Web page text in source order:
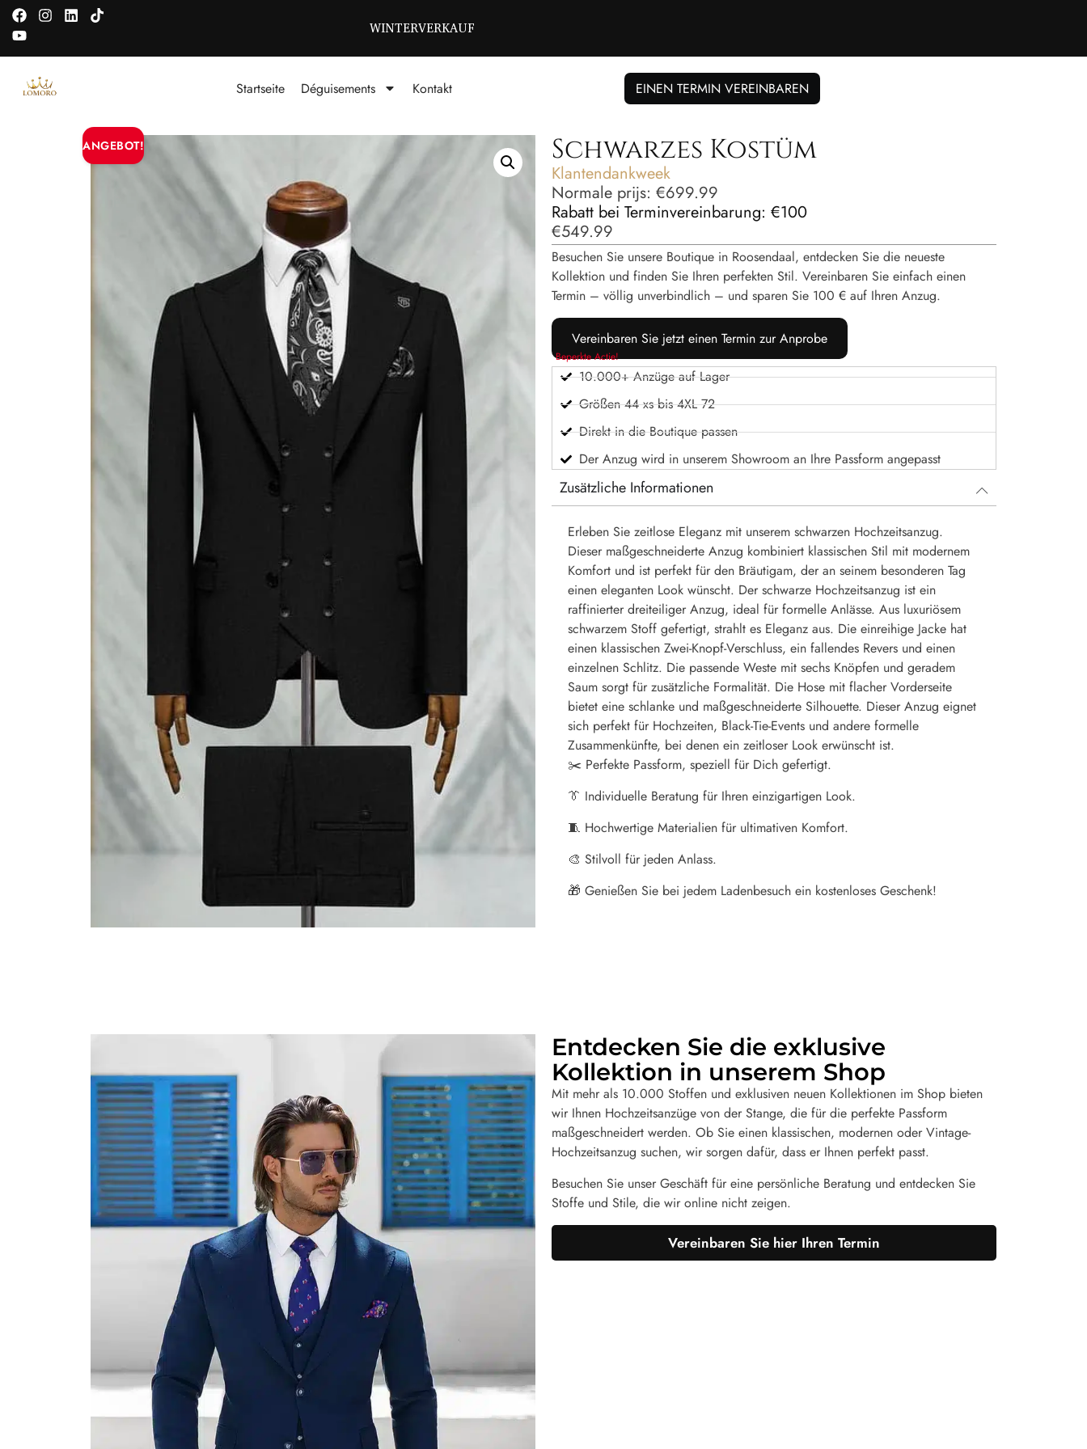
WINTERVERKAUF
Startseite Déguisements Kontakt EINEN TERMIN VEREINBAREN
ANGEBOT! Schwarzes Kostüm
Klantendankweek
Normale prijs: €699.99
Rabatt bei Terminvereinbarung: €100
€549.99
Besuchen Sie unsere Boutique in Roosendaal, entdecken Sie die neueste
Kollektion und finden Sie Ihren perfekten Stil. Vereinbaren Sie einfach einen
Termin – völlig unverbindlich – und sparen Sie 100 € auf Ihren Anzug.
Vereinbaren Sie jetzt einen Termin zur Anprobe
Beperkte Actie!
10.000+ Anzüge auf Lager
Größen 44 xs bis 4XL 72
Direkt in die Boutique passen
Der Anzug wird in unserem Showroom an Ihre Passform angepasst
Zusätzliche Informationen
Erleben Sie zeitlose Eleganz mit unserem schwarzen Hochzeitsanzug.
Dieser maßgeschneiderte Anzug kombiniert klassischen Stil mit modernem
Komfort und ist perfekt für den Bräutigam, der an seinem besonderen Tag
einen eleganten Look wünscht. Der schwarze Hochzeitsanzug ist ein
raffinierter dreiteiliger Anzug, ideal für formelle Anlässe. Aus luxuriösem
schwarzem Stoff gefertigt, strahlt es Eleganz aus. Die einreihige Jacke hat
einen klassischen Zwei-Knopf-Verschluss, ein fallendes Revers und einen
einzelnen Schlitz. Die passende Weste mit sechs Knöpfen und geradem
Saum sorgt für zusätzliche Formalität. Die Hose mit flacher Vorderseite
bietet eine schlanke und maßgeschneiderte Silhouette. Dieser Anzug eignet
sich perfekt für Hochzeiten, Black-Tie-Events und andere formelle
Zusammenkünfte, bei denen ein zeitloser Look erwünscht ist.
✂️ Perfekte Passform, speziell für Dich gefertigt.
👔 Individuelle Beratung für Ihren einzigartigen Look.
🧵 Hochwertige Materialien für ultimativen Komfort.
🎨 Stilvoll für jeden Anlass.
🎁 Genießen Sie bei jedem Ladenbesuch ein kostenloses Geschenk!
Entdecken Sie die exklusive
Kollektion in unserem Shop
Mit mehr als 10.000 Stoffen und exklusiven neuen Kollektionen im Shop bieten
wir Ihnen Hochzeitsanzüge von der Stange, die für die perfekte Passform
maßgeschneidert werden. Ob Sie einen klassischen, modernen oder Vintage-
Hochzeitsanzug suchen, wir sorgen dafür, dass er Ihnen perfekt passt.
Besuchen Sie unser Geschäft für eine persönliche Beratung und entdecken Sie
Stoffe und Stile, die wir online nicht zeigen.
Vereinbaren Sie hier Ihren Termin